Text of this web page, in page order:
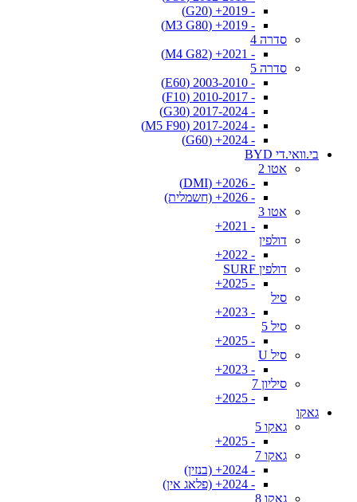
- 2019+ (G20)
- 2019+ (M3 G80)
סדרה 4
- 2021+ (M4 G82)
סדרה 5
- 2003-2010 (E60)
- 2010-2017 (F10)
- 2017-2024 (G30)
- 2017-2024 (M5 F90)
- 2024+ (G60)
בי.וואי.די BYD
אטו 2
- 2026+ (DMI)
- 2026+ (חשמלית)
אטו 3
- 2021+
דולפין
- 2022+
דולפין SURF
- 2025+
סיל
- 2023+
סיל 5
- 2025+
סיל U
- 2023+
סיליון 7
- 2025+
גאקו
גאקו 5
- 2025+
גאקו 7
- 2024+ (בנזין)
- 2024+ (פלאג אין)
גאקו 8